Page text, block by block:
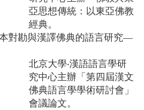
亞思想傳統：以東亞佛教
經典。
本對勘與漢譯佛典的語言研究—
北京大學‧漢語語言學研
究中心主辦「第四屆漢文
佛典語言學學術研討會」
會議論文。